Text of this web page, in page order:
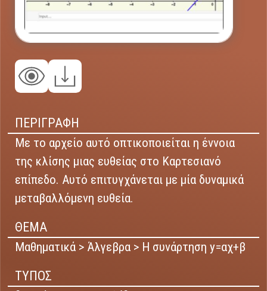
ΠΕΡΙΓΡΑΦΗ
Με το αρχείο αυτό οπτικοποιείται η έννοια
της κλίσης μιας ευθείας στο Καρτεσιανό
επίπεδο. Αυτό επιτυγχάνεται με μία δυναμικά
μεταβαλλόμενη ευθεία.
ΘΕΜΑ
Μαθηματικά > Άλγεβρα > Η συνάρτηση y=αχ+β
ΤΥΠΟΣ